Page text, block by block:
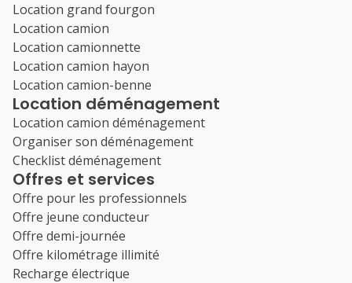
Location grand fourgon
Location camion
Location camionnette
Location camion hayon
Location camion-benne
Location déménagement
Location camion déménagement
Organiser son déménagement
Checklist déménagement
Offres et services
Offre pour les professionnels
Offre jeune conducteur
Offre demi-journée
Offre kilométrage illimité
Recharge électrique